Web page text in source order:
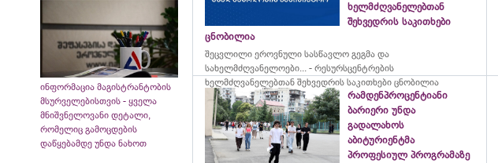
ინფორმაცია მაგისტრანტობის
მსურველებისთვის - ყველა
მნიშვნელოვანი დეტალი,
რომელიც გამოცდების
დაწყებამდე უნდა ნახოთ
ხელმძღვანელებთან
შეხვედრის საკითხები
ცნობილია
შეცვლილი ეროვნული სასწავლო გეგმა და
სახელმძღვანელოები... - რესურსცენტრების
ხელმძღვანელებთან შეხვედრის საკითხები ცნობილია
რამდენპროცენტიანი
ბარიერი უნდა
გადალახოს
აბიტურიენტმა
პროფესიულ პროგრამაზე